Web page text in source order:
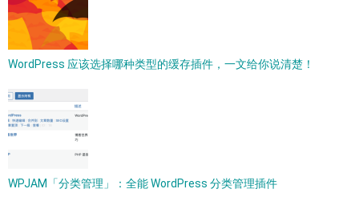
WordPress 应该选择哪种类型的缓存插件，一文给你说清楚！
WPJAM「分类管理」：全能 WordPress 分类管理插件